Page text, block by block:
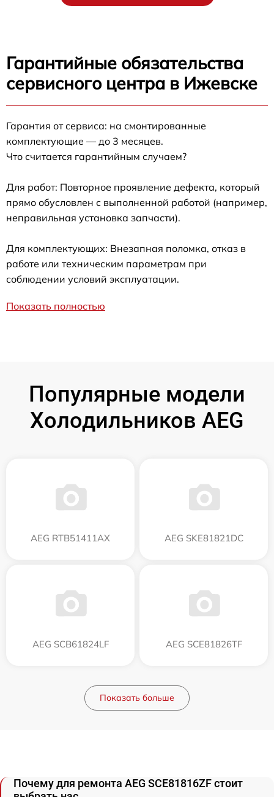
Гарантийные обязательства
сервисного центра в Ижевске
Гарантия от сервиса: на смонтированные
комплектующие — до 3 месяцев.
Что считается гарантийным случаем?
Для работ: Повторное проявление дефекта, который
прямо обусловлен с выполненной работой (например,
неправильная установка запчасти).
Для комплектующих: Внезапная поломка, отказ в
работе или техническим параметрам при
соблюдении условий эксплуатации.
Показать полностью
Популярные модели
Холодильников AEG
AEG RTB51411AX AEG SKE81821DC
AEG SCB61824LF AEG SCE81826TF
Показать больше
Почему для ремонта AEG SCE81816ZF стоит